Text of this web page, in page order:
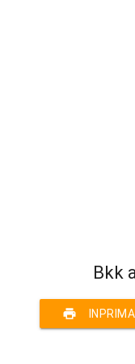
Bkk
print